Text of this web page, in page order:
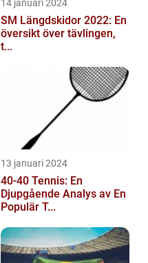
14 januari 2024
SM Längdskidor 2022: En
översikt över tävlingen,
t...
13 januari 2024
40-40 Tennis: En
Djupgående Analys av En
Populär T...